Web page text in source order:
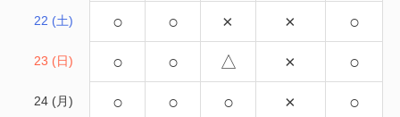
22 (土) ○ ○ × × ○
23 (日) ○ ○ △ × ○
24 (月) ○ ○ ○ × ○